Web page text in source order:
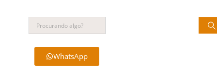
WhatsApp